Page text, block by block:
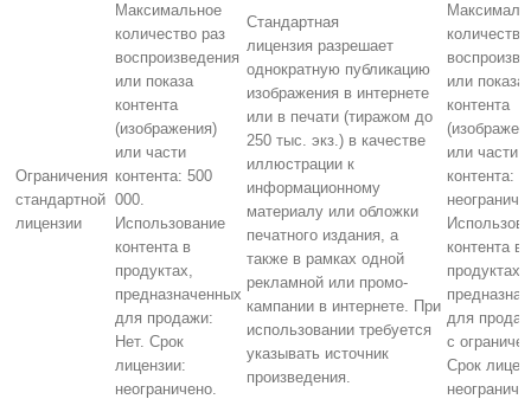
Ограничения
стандартной
лицензии
Максимальное
количество раз
воспроизведения
или показа
контента
(изображения)
или части
контента: 500
000.
Использование
контента в
продуктах,
предназначенных
для продажи:
Нет. Срок
лицензии:
неограничено.
Стандартная
лицензия разрешает
однократную публикацию
изображения в интернете
или в печати (тиражом до
250 тыс. экз.) в качестве
иллюстрации к
информационному
материалу или обложки
печатного издания, а
также в рамках одной
рекламной или промо-
кампании в интернете. При
использовании требуется
указывать источник
произведения.
или показа
контента
или части
контента:
контента в
продуктах,
для
с
Срок